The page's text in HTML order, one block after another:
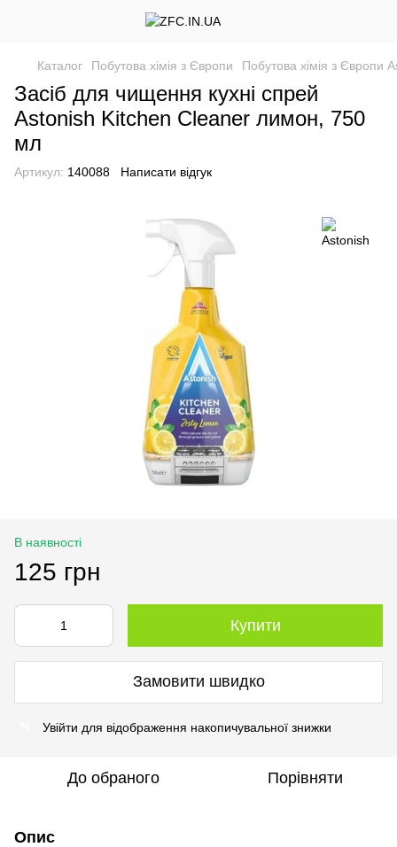
Каталог Побутова хімія з Європи Побутова хімія з Європи
Засіб для чищення кухні спрей
Astonish Kitchen Cleaner лимон, 750
мл
Артикул: 140088 Написати відгук
В наявності
125 грн
Купити
Замовити швидко
Увійти для відображення накопичувальної знижки
До обраного Порівняти
Опис